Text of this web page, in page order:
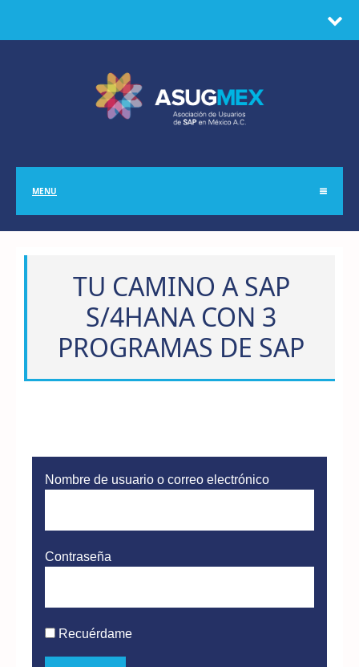
MENU
TU CAMINO A SAP
S/4HANA CON 3
PROGRAMAS DE SAP
Nombre de usuario o correo electrónico
Contraseña
Recuérdame